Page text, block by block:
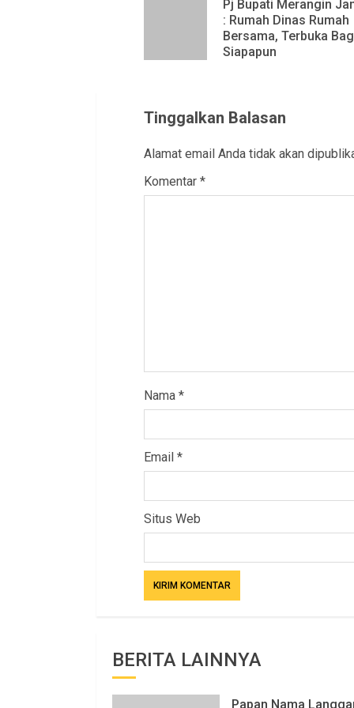
Pj Bupati Merangin
: Rumah Dinas Rumah
Bersama, Terbuka
Siapapun
Tinggalkan Balasan
Alamat email Anda tidak akan
Komentar *
Nama *
Email *
Situs Web
BERITA LAINNYA
Papan Nama